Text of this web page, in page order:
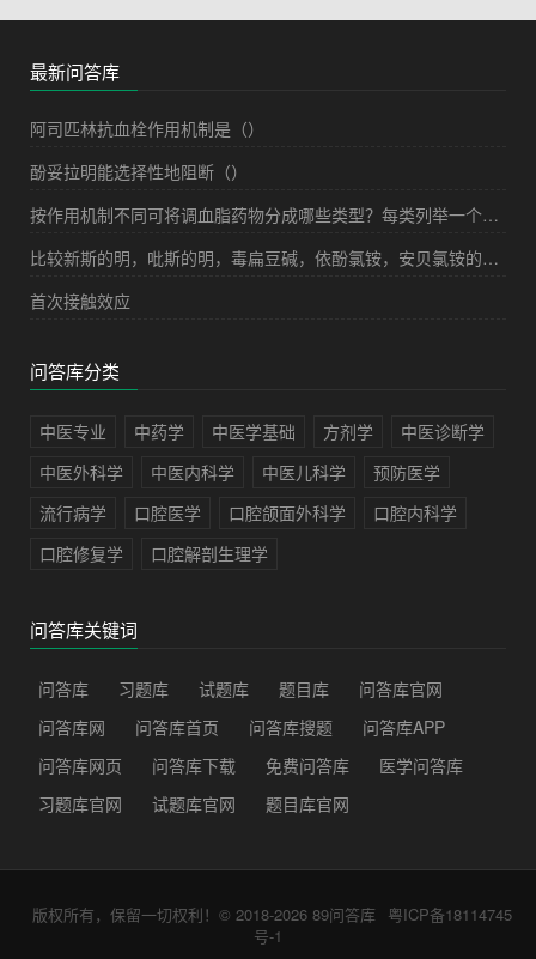
最新问答库
阿司匹林抗血栓作用机制是（）
酚妥拉明能选择性地阻断（）
按作用机制不同可将调血脂药物分成哪些类型？每类列举一个代表药物。
比较新斯的明，吡斯的明，毒扁豆碱，依酚氯铵，安贝氯铵的药理学与临床应用特点。
首次接触效应
问答库分类
中医专业 中药学 中医学基础 方剂学
中医诊断学
中医外科学
中医内科学 中医儿科学
预防医学
流行病学
口腔医学 口腔颌面外科学
口腔内科学
口腔修复学
口腔解剖生理学
问答库关键词
问答库 习题库 试题库 题目库
问答库官网
问答库网
问答库首页 问答库搜题
问答库APP
问答库网页
问答库下载 免费问答库
医学问答库
习题库官网
试题库官网 题目库官网
版权所有，保留一切权利！© 2018-2026 89问答库
粤ICP备18114745
号-1